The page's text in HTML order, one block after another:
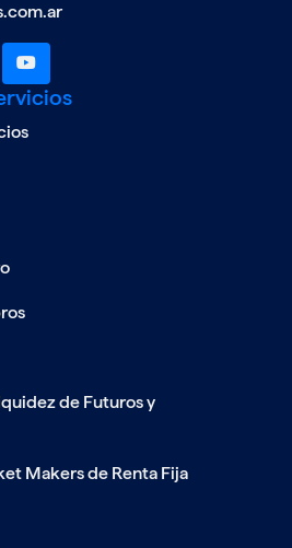
de Futuros y
Makers de Renta Fija